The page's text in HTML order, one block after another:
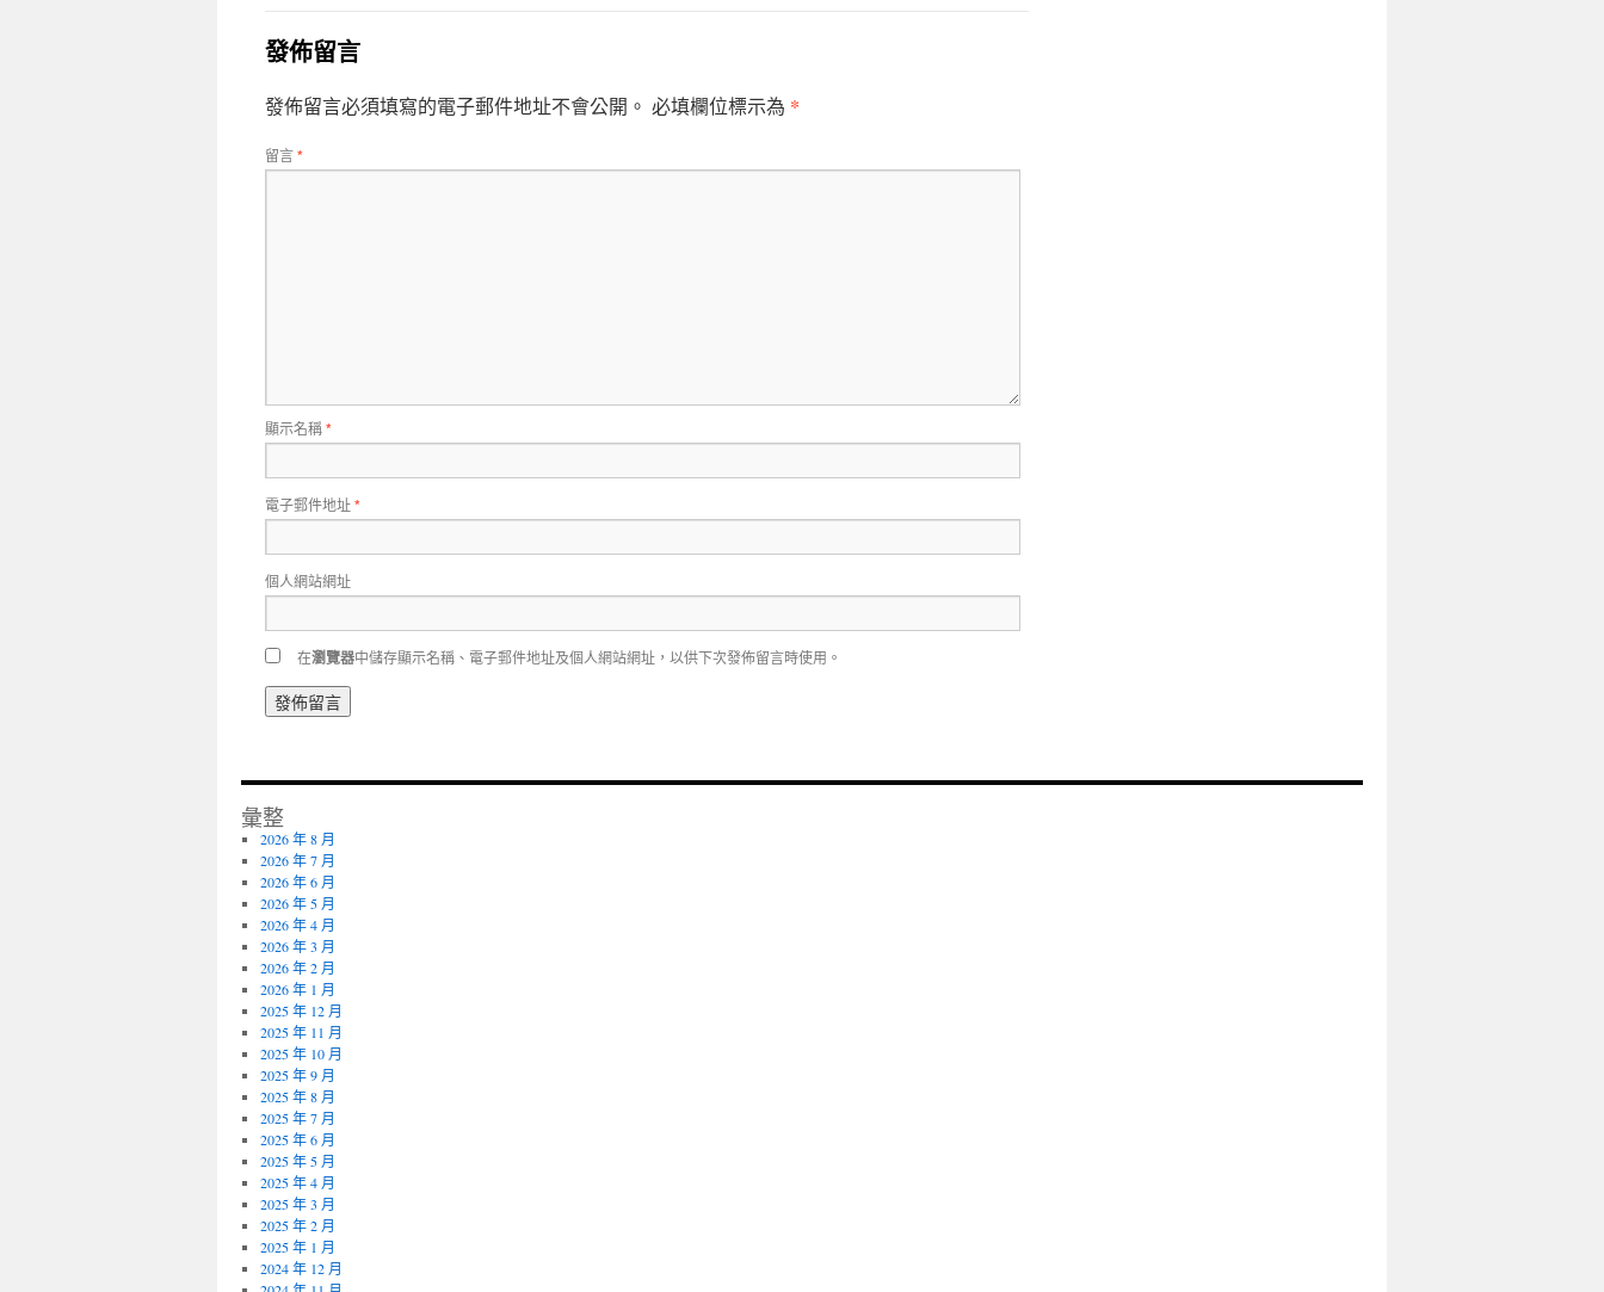
發佈留言
發佈留言必須填寫的電子郵件地址不會公開。 必填欄位標示為 *
留言*
顯示名稱*
電子郵件地址*
個人網站網址
在瀏覽器中儲存顯示名稱、電子郵件地址及個人網站網址，以供下次發佈留言時使用。
彙整
2026 年 8 月
2026 年 7 月
2026 年 6 月
2026 年 5 月
2026 年 4 月
2026 年 3 月
2026 年 2 月
2026 年 1 月
2025 年 12 月
2025 年 11 月
2025 年 10 月
2025 年 9 月
2025 年 8 月
2025 年 7 月
2025 年 6 月
2025 年 5 月
2025 年 4 月
2025 年 3 月
2025 年 2 月
2025 年 1 月
2024 年 12 月